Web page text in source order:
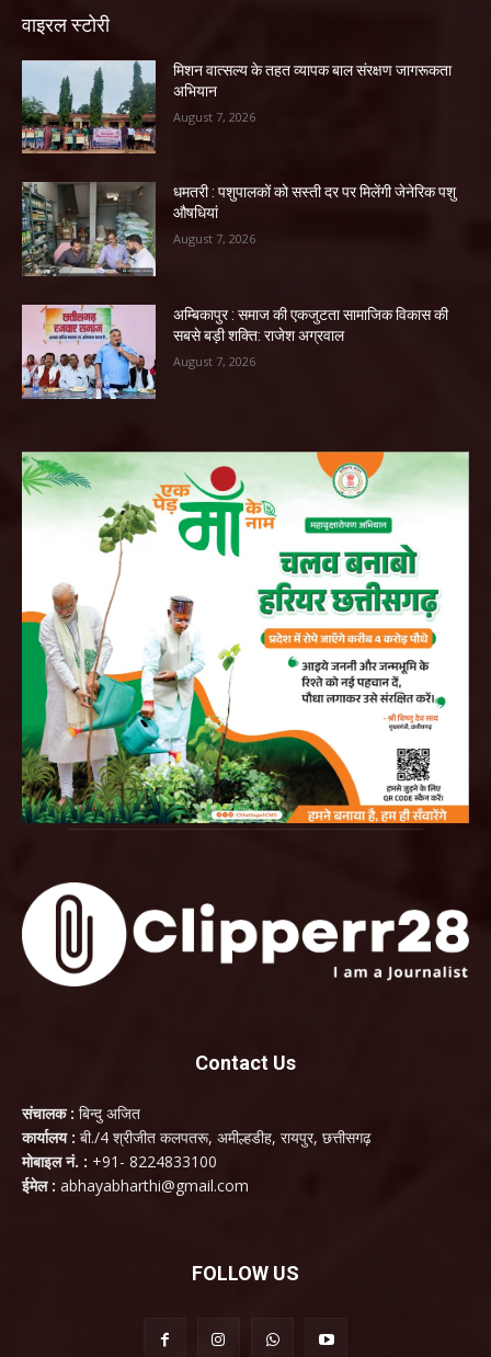
वाइरल स्टोरी
मिशन वात्सल्य के तहत व्यापक बाल संरक्षण जागरूकता
अभियान
August 7, 2026
धमतरी : पशुपालकों को सस्ती दर पर मिलेंगी जेनेरिक पशु
औषधियां
August 7, 2026
अम्बिकापुर : समाज की एकजुटता सामाजिक विकास की
सबसे बड़ी शक्ति: राजेश अग्रवाल
August 7, 2026
Contact Us
संचालक : बिन्दु अजित
कार्यालय : बी./4 श्रीजीत कलपतरू, अमील्हडीह, रायपुर, छत्तीसगढ़
मोबाइल नं. : +91- 8224833100
ईमेल : abhayabharthi@gmail.com
FOLLOW US